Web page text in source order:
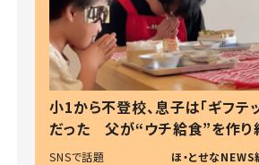
小1から不登校、息子は「ギフテ
だった 父が“ウチ給食”を作り
る理由とは #令和の親 #令和の
SNSで話題 ほ・とせな